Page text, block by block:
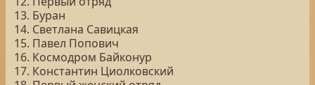
13. Буран
14. Светлана Савицкая
15. Павел Попович
16. Космодром Байконур
17. Константин Циолковский